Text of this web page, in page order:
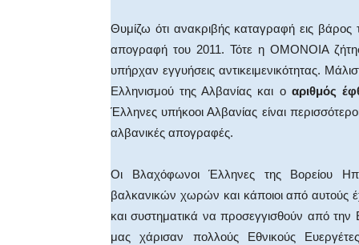
Θυμίζω ότι ανακριβής καταγραφή εις βάρος
απογραφή του 2011. Τότε η ΟΜΟΝΟΙΑ
υπήρχαν εγγυήσεις αντικειμενικότητας.
Ελληνισμού της Αλβανίας και ο αριθμός
Έλληνες υπήκοοι Αλβανίας είναι
αλβανικές απογραφές.
Οι Βλαχόφωνοι Έλληνες της Βορείου
βαλκανικών χωρών και κάποιοι από αυτούς
και συστηματικά να προσεγγισθούν από την
μας χάρισαν πολλούς Εθνικούς